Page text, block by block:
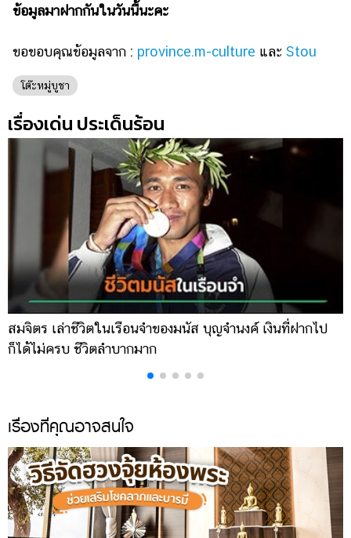
ข้อมูลมาฝากกันในวันนี้นะคะ
ขอขอบคุณข้อมูลจาก : province.m-culture และ Stou
โต๊ะหมู่บูชา
เรื่องเด่น ประเด็นร้อน
สมจิตร เล่าชีวิตในเรือนจำของมนัส บุญจำนงค์ เงินที่ฝากไป
ก็ได้ไม่ครบ ชีวิตลำบากมาก
เรื่องที่คุณอาจสนใจ